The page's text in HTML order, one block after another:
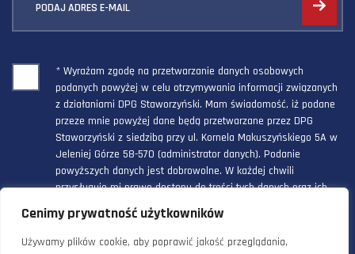
Cenimy prywatność użytkowników
Używamy plików cookie, aby poprawić jakość przeglądania,
PODAJ ADRES E-MAIL
* Wyrażam zgodę na przetwarzanie danych osobowych
podanych powyżej w celu otrzymywania informacji związanych
z działaniami DPG Staworzyński. Mam świadomość, iż podane
przeze mnie powyżej dane będą przetwarzane przez DPG
Staworzyński z siedzibą przy ul. Kornela Makuszyńskiego 5A w
Jeleniej Górze 58-570 (administrator danych). Podanie
powyższych danych jest dobrowolne. W każdej chwili
przysługuje mi prawo dostępu do treści tych danych oraz ich
poprawienia, a powyższa zgoda może być odwołana w każdym
czasie.